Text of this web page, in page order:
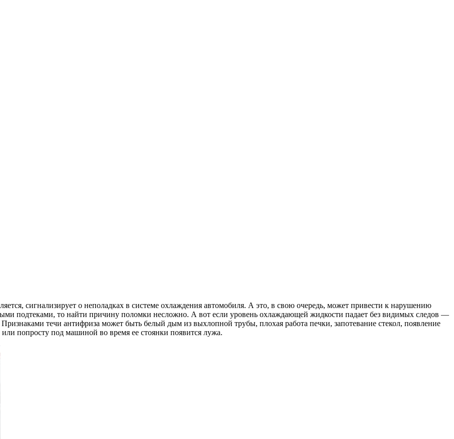
сигнализирует о неполадках в системе охлаждения автомобиля. А это, в свою очередь, может привести к нарушению
подтеками, то найти причину поломки несложно. А вот если уровень охлаждающей жидкости падает без видимых следов —
течи антифриза может быть белый дым из выхлопной трубы, плохая работа печки, запотевание стекол, появление
попросту под машиной во время ее стоянки появится лужа.